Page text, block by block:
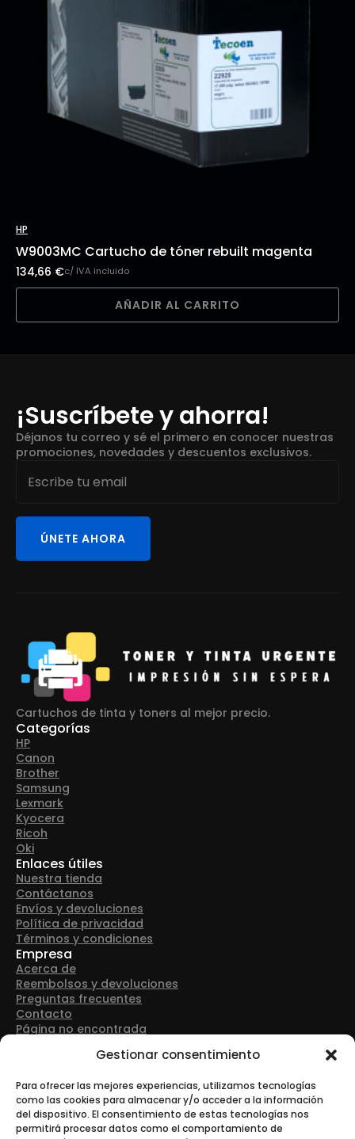
Gestionar consentimiento
Para ofrecer las mejores experiencias, utilizamos tecnologías
como las cookies para almacenar y/o acceder a la información
del dispositivo. El consentimiento de estas tecnologías nos
permitirá procesar datos como el comportamiento de
HP
W9003MC Cartucho de tóner rebuilt magenta
134,66 €c/ IVA incluido
AÑADIR AL CARRITO
¡Suscríbete y ahorra!
Déjanos tu correo y sé el primero en conocer nuestras
promociones, novedades y descuentos exclusivos.
Email
ÚNETE AHORA
Cartuchos de tinta y toners al mejor precio.
Categorías
HP
Canon
Brother
Samsung
Lexmark
Kyocera
Ricoh
Oki
Enlaces útiles
Nuestra tienda
Contáctanos
Envíos y devoluciones
Política de privacidad
Términos y condiciones
Empresa
Acerca de
Reembolsos y devoluciones
Preguntas frecuentes
Contacto
Página no encontrada
Dirección: Avenida Las Retamas 50, 28922, Alcorcón
Teléfono: +34 916 43 91 88